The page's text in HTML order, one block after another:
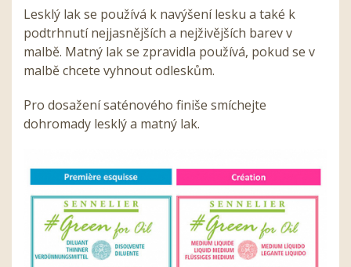
Lesklý lak se používá k navýšení lesku a také k
podtrhnutí nejjasnějších a nejživějších barev v
malbě. Matný lak se zpravidla používá, pokud se v
malbě chcete vyhnout odleskům.
Pro dosažení saténového finiše smíchejte
dohromady lesklý a matný lak.